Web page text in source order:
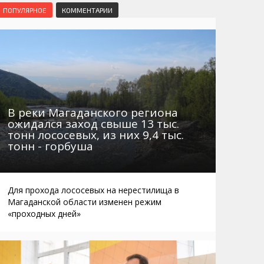
Маршруты. Улицы, остановки
Автобусы Магадан – Аэропорт
Таблица приливов отливов
Мошенники
Интернет
Браконьеры
ПОПУЛЯРНОЕ КОММЕНТАРИИ
В реки Магаданского региона
ожидался заход свыше 13 тыс.
тонн лососевых, из них 9,4 тыс.
тонн - горбуша
Для прохода лососевых на нерестилища в
Магаданской области изменен режим
«проходных дней»